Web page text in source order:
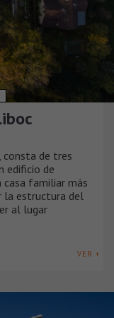
consta de tres
edificio de
casa familiar más
la estructura del
al lugar
VER +